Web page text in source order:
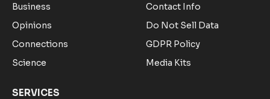
Business
Opinions
Connections
Science
Contact Info
Do Not Sell Data
GDPR Policy
Media Kits
SERVICES